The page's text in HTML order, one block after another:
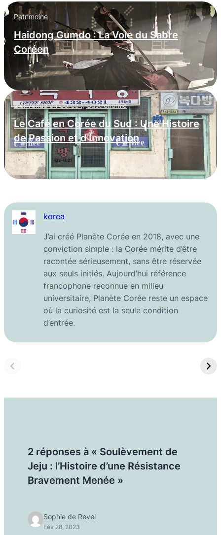
Patrimoine
Haidong Gumdo : La Voie du Sabre
Coréen
Bienvenue en Corée !,Gastronomie
Le Café en Corée du Sud : Une Histoire
de Passion et d’Innovation
korea
J’ai créé Planète Corée en 2018, avec une
conviction simple : la Corée mérite d’être
racontée sérieusement, sans être réservée
aux seuls initiés. Aujourd’hui référence
francophone reconnue en milieu
universitaire, Planète Corée reste un espace
où la curiosité est la seule condition
d’entrée.
2 réponses à « Soulèvement de
Jeju : l’Histoire d’une Résistance
Bravement Menée »
Sophie de Revel
Fév 28, 2023